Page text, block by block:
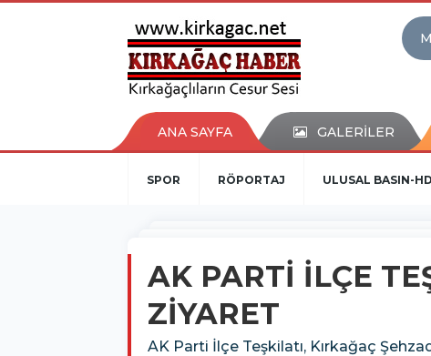
ANA SAYFA GALERİLER
SPOR RÖPORTAJ ULUSAL BASIN-HD
AK PARTİ İLÇE
ZİYARET
AK Parti İlçe Teşkilatı, Kırkağaç